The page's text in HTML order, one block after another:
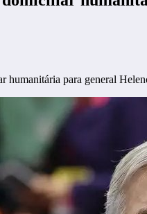
humanitária para general